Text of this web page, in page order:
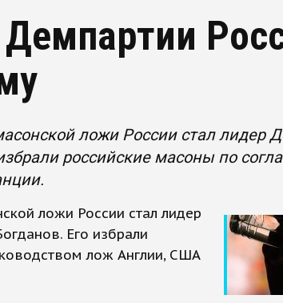
ложи России стал лидер
российские масоны по
ложи России стал лидер
Его избрали
лож Англии, США